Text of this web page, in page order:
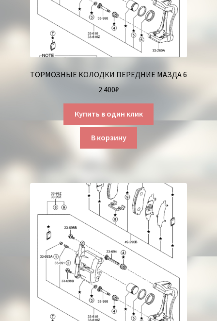
ТОРМОЗНЫЕ КОЛОДКИ ПЕРЕДНИЕ МАЗДА 6
2 400₽
Купить в один клик
В корзину